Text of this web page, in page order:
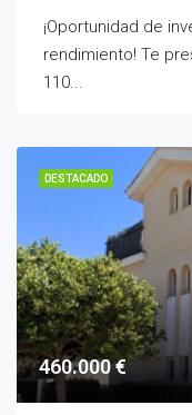
¡Oportunidad de
rendimiento! Te
110...
DESTACADO
460.000 €